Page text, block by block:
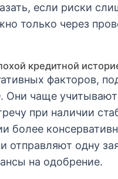
если риски
только через
кредитной
факторов,
чаще
при наличии
более
отправляют одну
на одобрение.